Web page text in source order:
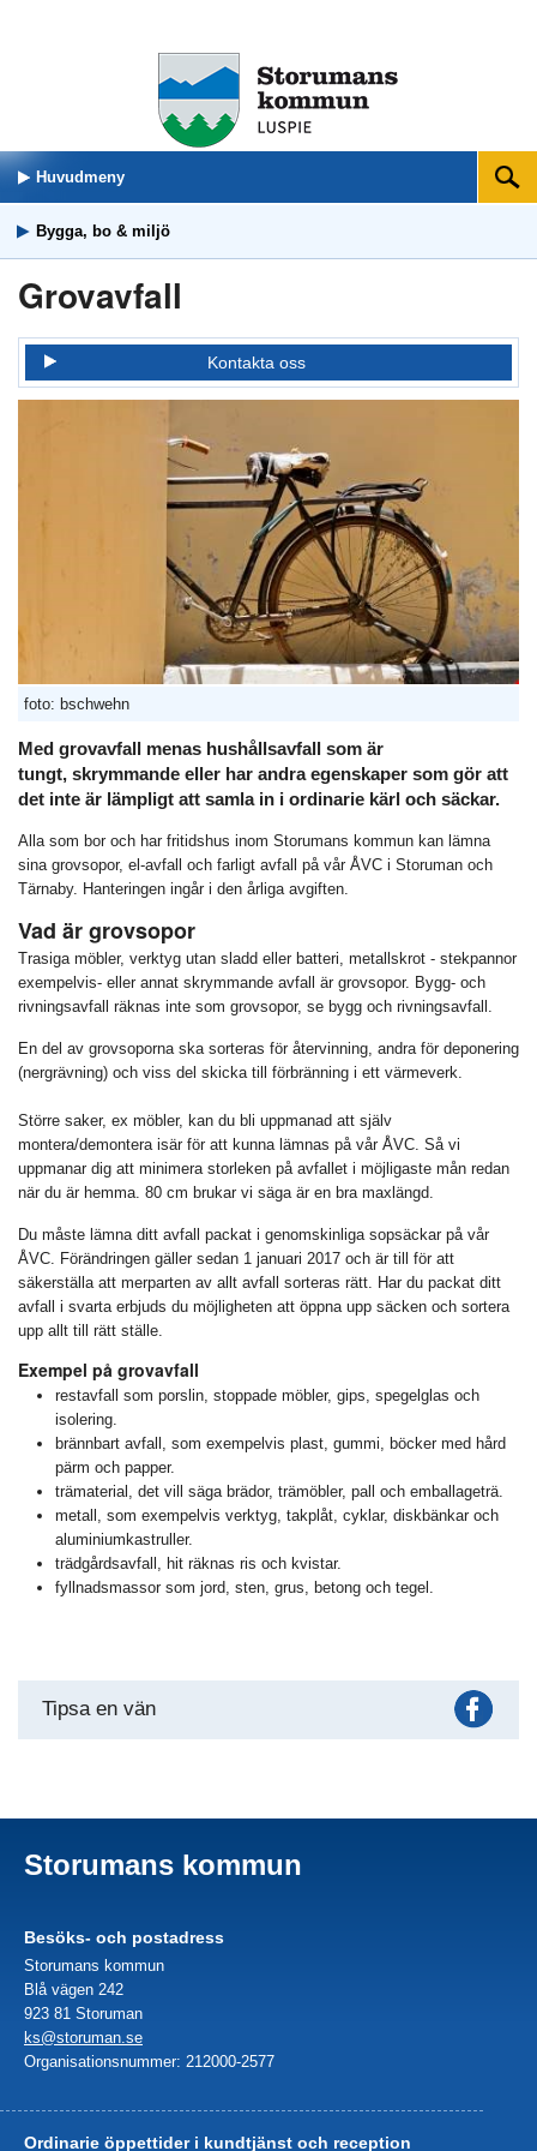
Huvudmeny Sök
Bygga, bo & miljö
Grovavfall
Kontakta oss
foto: bschwehn
Med grovavfall menas hushållsavfall som är
tungt, skrymmande eller har andra egenskaper som gör att
det inte är lämpligt att samla in i ordinarie kärl och säckar.
Alla som bor och har fritidshus inom Storumans kommun kan lämna
sina grovsopor, el-avfall och farligt avfall på vår ÅVC i Storuman och
Tärnaby. Hanteringen ingår i den årliga avgiften.
Vad är grovsopor
Trasiga möbler, verktyg utan sladd eller batteri, metallskrot - stekpannor
exempelvis- eller annat skrymmande avfall är grovsopor. Bygg- och
rivningsavfall räknas inte som grovsopor, se bygg och rivningsavfall.
En del av grovsoporna ska sorteras för återvinning, andra för deponering
(nergrävning) och viss del skicka till förbränning i ett värmeverk.
Större saker, ex möbler, kan du bli uppmanad att själv
montera/demontera isär för att kunna lämnas på vår ÅVC. Så vi
uppmanar dig att minimera storleken på avfallet i möjligaste mån redan
när du är hemma. 80 cm brukar vi säga är en bra maxlängd.
Du måste lämna ditt avfall packat i genomskinliga sopsäckar på vår
ÅVC. Förändringen gäller sedan 1 januari 2017 och är till för att
säkerställa att merparten av allt avfall sorteras rätt. Har du packat ditt
avfall i svarta erbjuds du möjligheten att öppna upp säcken och sortera
upp allt till rätt ställe.
Exempel på grovavfall
restavfall som porslin, stoppade möbler, gips, spegelglas och
isolering.
brännbart avfall, som exempelvis plast, gummi, böcker med hård
pärm och papper.
trämaterial, det vill säga brädor, trämöbler, pall och emballageträ.
metall, som exempelvis verktyg, takplåt, cyklar, diskbänkar och
aluminiumkastruller.
trädgårdsavfall, hit räknas ris och kvistar.
fyllnadsmassor som jord, sten, grus, betong och tegel.
Tipsa en vän
Storumans kommun
Besöks- och postadress
Storumans kommun
Blå vägen 242
923 81 Storuman
ks@storuman.se
Organisationsnummer: 212000-2577
Ordinarie öppettider i kundtjänst och reception